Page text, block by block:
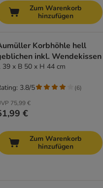
Zum Warenkorb
hinzufügen
Korbhöhle hell
inkl. Wendekissen
39 x B 50 x H 44 cm
75,99 €
€
3.8/5 (6)
Zum Warenkorb
hinzufügen